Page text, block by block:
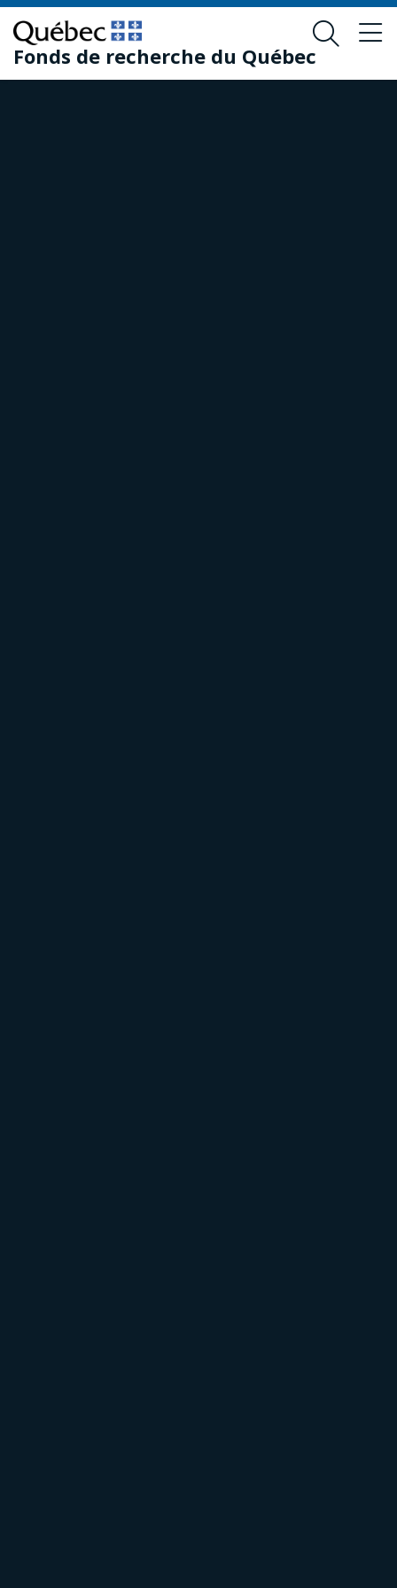
Passer
au
contenu
principal
Passer
au
pied
de
Fonds de recherche du Québec